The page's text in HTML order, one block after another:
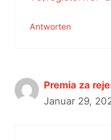
Antworten
Premia za
Januar 29,